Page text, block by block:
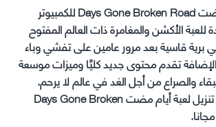
تحميل لعبة أيام مضت Days Gone Broken Road للكمبيوتر
الأكشن والمغامرة ذات العالم المفتوح
برية قاسية بعد مرور عامين على تفشي وباء
تقدم محتوى جديد كليًا وميزات موسعة
والصراع من أجل الغد في عالم لا يرحم.
سيتعين عليك أولاً تنزيل لعبة أيام مضت Days Gone Broken